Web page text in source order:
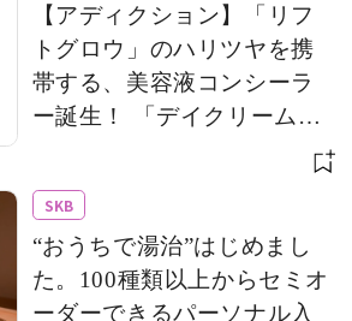
【アディクション】「リフ
トグロウ」のハリツヤを携
帯する、美容液コンシーラ
ー誕生！ 「デイクリーム」
のモバイルサイズもライン
SKB
“おうちで湯治”はじめまし
た。100種類以上からセミオ
ーダーできるパーソナル入